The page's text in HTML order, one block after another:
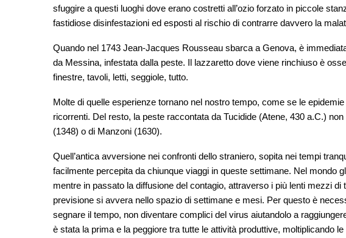
sfuggire a questi luoghi dove erano costretti all’ozio forzato in piccole
fastidiose disinfestazioni ed esposti al rischio di contrarre davvero la
Quando nel 1743 Jean-Jacques Rousseau sbarca a Genova, è
da Messina, infestata dalla peste. Il lazzaretto dove viene rinchiuso è
finestre, tavoli, letti, seggiole, tutto.
Molte di quelle esperienze tornano nel nostro tempo, come se le
ricorrenti. Del resto, la peste raccontata da Tucidide (Atene, 430 a.C.)
(1348) o di Manzoni (1630).
Quell’antica avversione nei confronti dello straniero, sopita nei tempi
facilmente percepita da chiunque viaggi in queste settimane. Nel mondo
mentre in passato la diffusione del contagio, attraverso i più lenti mezzi
previsione si avvera nello spazio di settimane e mesi. Per questo è
segnare il tempo, non diventare complici del virus aiutandolo a
è stata la prima e la peggiore tra tutte le attività produttive, moltiplicando le